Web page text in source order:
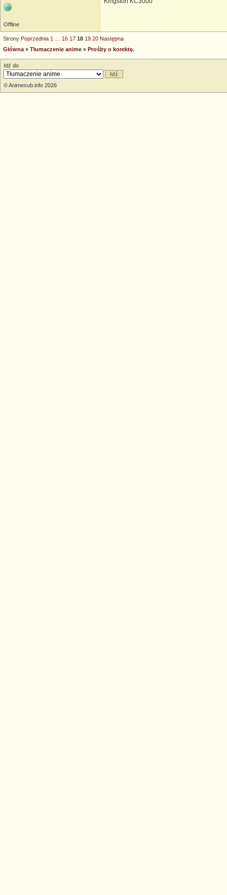
Offline
Strony Poprzednia 1 16 17 18 19 20 Następna
Główna » Tłumaczenie anime » Prośby o korektę.
Idź do
© Animesub.info 2026